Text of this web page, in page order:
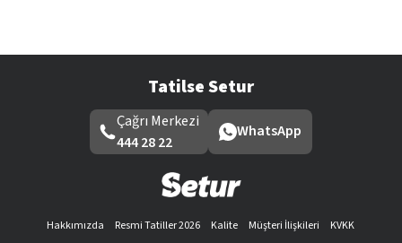
Tatilse Setur
Çağrı Merkezi
444 28 22
WhatsApp
Hakkımızda Resmi Tatiller 2026 Kalite Müşteri İlişkileri
KVKK